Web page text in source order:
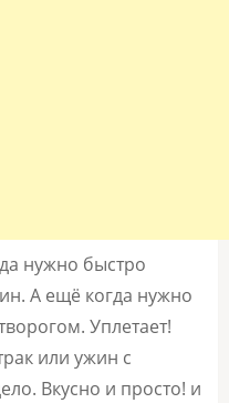
нужно быстро
А ещё когда нужно
Уплетает!
или ужин с
Вкусно и просто! и